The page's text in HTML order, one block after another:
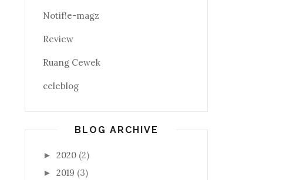
Notif!e-magz
Review
Ruang Cewek
celeblog
BLOG ARCHIVE
► 2020 (2)
► 2019 (3)